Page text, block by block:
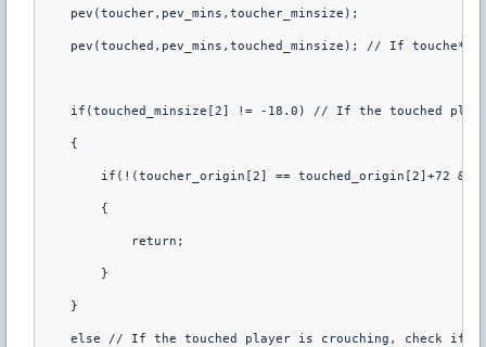
    pev(toucher,pev_mins,toucher_minsize);
pev(touched,pev_mins,touched_minsize); // If
if(touched_minsize[2] != -18.0) // If the touched
    {
if(!(toucher_origin[2] == touched_origin[2]+72 &&
        {
            return;
        }
    }
else // If the touched player is crouching, check if